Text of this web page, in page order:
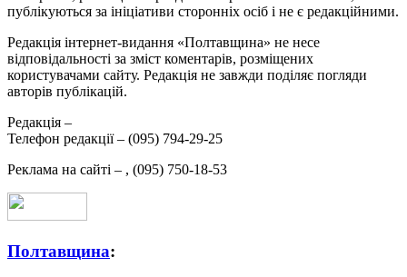
публікуються за ініціативи сторонніх осіб і не є редакційними.
Редакція інтернет-видання «Полтавщина» не несе
відповідальності за зміст коментарів, розміщених
користувачами сайту. Редакція не завжди поділяє погляди
авторів публікацій.
Редакція –
Телефон редакції – (095) 794-29-25
Реклама на сайті – , (095) 750-18-53
Полтавщина: